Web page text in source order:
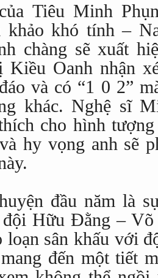
Tiêu Minh
khảo khó tính –
chàng sẽ xuất
Kiều Oanh nhận
và có “1 0 2”
khác. Nghệ sĩ
cho hình
hy vọng anh sẽ
đầu năm là
Hữu Đằng – Võ
loạn sân khấu với
đến một tiết